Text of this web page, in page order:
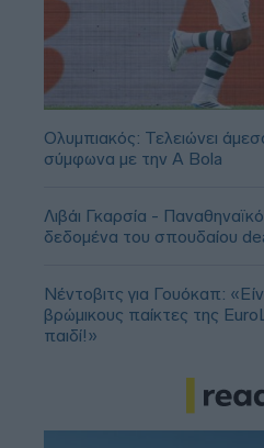
Ολυμπιακός: Τελειώνει
σύμφωνα με την A Bola
Λιβάι Γκαρσία -
δεδομένα του σπουδαίου
Νέντοβιτς για Γουόκαπ:
βρώμικους παίκτες της
παιδί!»